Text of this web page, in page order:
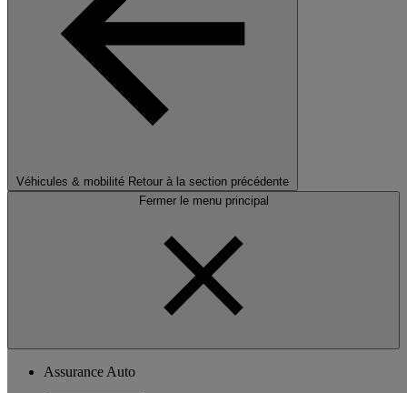
Véhicules & mobilité Retour à la section précédente
Fermer le menu principal
Assurance Auto